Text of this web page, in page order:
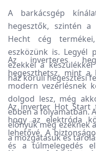
A barkácsgép
hegesztők, szintén
Hecht cég
eszközünk is. Legyél
ezekkel a
ház körüli hegesztési
Az inverteres
hegeszthetsz, mint a
modern vezérlésnek
dolgod lesz, még
ebben a folyamatban.
előnyük még ezeknek
a mozgatásuk és
Az inverter Hot Start
hogy az elektróda
lehetővé. A
és a túlmelegedés